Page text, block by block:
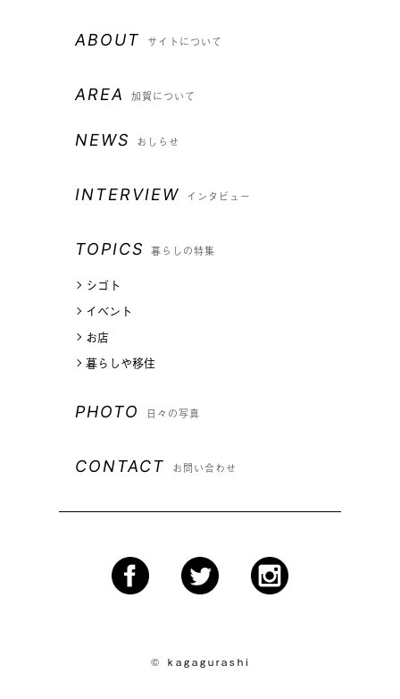
ABOUT サイトについて
AREA 加賀について
NEWS おしらせ
INTERVIEW インタビュー
TOPICS 暮らしの特集
シゴト
イベント
お店
暮らしや移住
PHOTO 日々の写真
CONTACT お問い合わせ
© kagagurashi